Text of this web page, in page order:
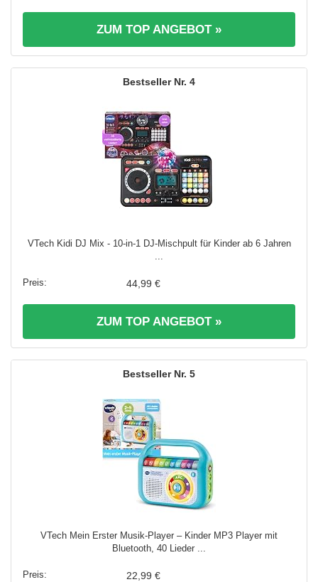
ZUM TOP ANGEBOT »
4
VTech Kidi DJ Mix - 10-in-1 DJ-Mischpult für Kinder ab 6 Jahren
44,99 €
ZUM TOP ANGEBOT »
5
VTech Mein Erster Musik-Player – Kinder MP3 Player mit
Bluetooth, 40 Lieder ...
22,99 €